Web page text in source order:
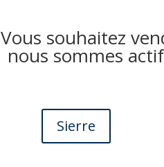
Vous souhaitez
nous sommes
Sierre